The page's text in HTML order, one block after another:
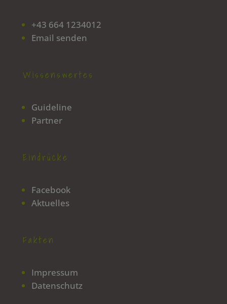
+43 664 1234012
Email senden
Wissenswertes
Guideline
Partner
Eindrücke
Facebook
Aktuelles
Fakten
Impressum
Datenschutz